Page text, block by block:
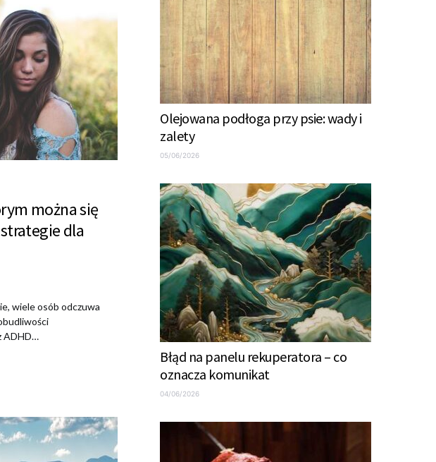
można się
dla
wiele osób odczuwa
ADHD…
Olejowana podłoga przy psie: wady i
zalety
05/06/2026
Błąd na panelu rekuperatora – co
oznacza komunikat
04/06/2026